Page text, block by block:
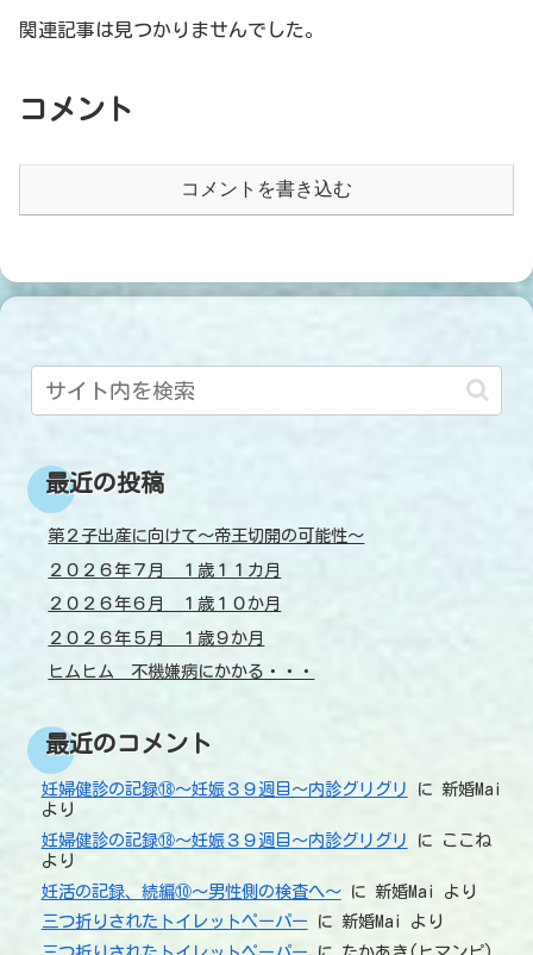
関連記事は見つかりませんでした。
コメント
コメントを書き込む
最近の投稿
第２子出産に向けて～帝王切開の可能性～
２０２６年７月 １歳１１カ月
２０２６年６月 １歳１０か月
２０２６年５月 １歳９か月
ヒムヒム 不機嫌病にかかる・・・
最近のコメント
妊婦健診の記録⑱～妊娠３９週目～内診グリグリ に 新婚Mai
より
妊婦健診の記録⑱～妊娠３９週目～内診グリグリ
に
ここね
より
妊活の記録、続編⑩～男性側の検査へ～に 新婚Mai
より
三つ折りされたトイレットペーパー に 新婚Mai
より